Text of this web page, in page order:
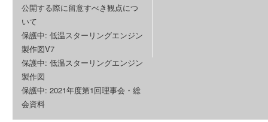
公開する際に留意すべき観点につ
いて
保護中: 低温スターリングエンジン
製作図V7
保護中: 低温スターリングエンジン
製作図
保護中: 2021年度第1回理事会・総
会資料